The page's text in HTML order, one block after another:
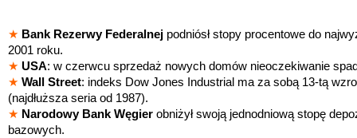
★ Bank Rezerwy Federalnej podniósł stopy procentowe do
2001 roku.
★ USA: w czerwcu sprzedaż nowych domów nieoczekiwanie
★ Wall Street: indeks Dow Jones Industrial ma za sobą 13-tą
(najdłuższa seria od 1987).
★ Narodowy Bank Węgier obniżył swoją jednodniową stopę
bazowych.